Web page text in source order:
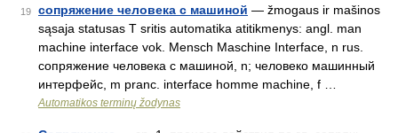
19 сопряжение человека с машиной — žmogaus ir mašinos
sąsaja statusas T sritis automatika atitikmenys: angl. man
machine interface vok. Mensch Maschine Interface, n rus.
сопряжение человека с машиной, n; человеко машинный
интерфейс, m pranc. interface homme machine, f …
Automatikos terminų žodynas